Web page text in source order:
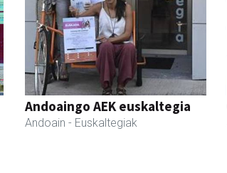
Andoaingo AEK euskaltegia
Andoain - Euskaltegiak